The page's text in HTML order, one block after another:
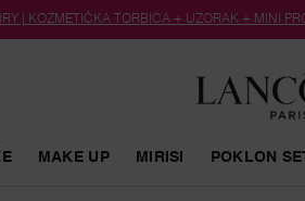
| KOZMETIČKA TORBICA + UZORAK + MINI
MAKE UP MIRISI POKLON